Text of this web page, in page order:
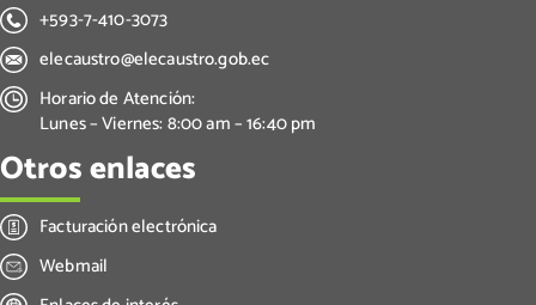
+593-7-410-3073
elecaustro@elecaustro.gob.ec
Horario de Atención:
Lunes – Viernes: 8:00 am – 16:40 pm
Otros enlaces
Facturación electrónica
Webmail